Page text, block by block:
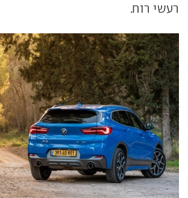
רעשי רוח.